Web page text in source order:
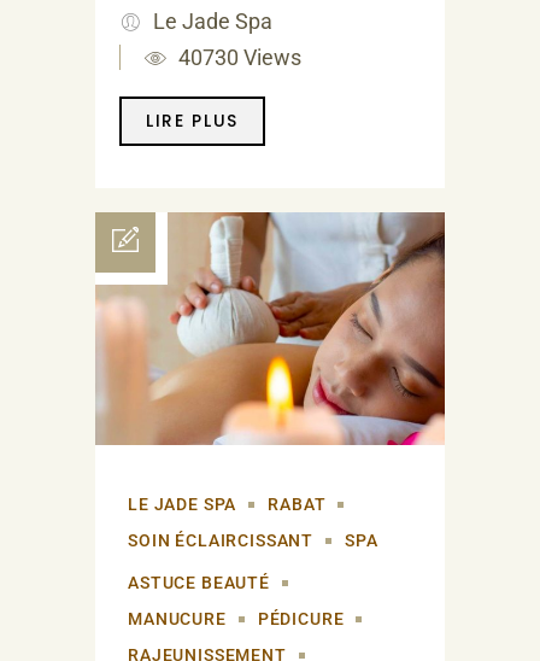
Le Jade Spa
40730 Views
LIRE PLUS
LE JADE SPA
RABAT
SOIN ÉCLAIRCISSANT
SPA
ASTUCE BEAUTÉ
MANUCURE
PÉDICURE
RAJEUNISSEMENT